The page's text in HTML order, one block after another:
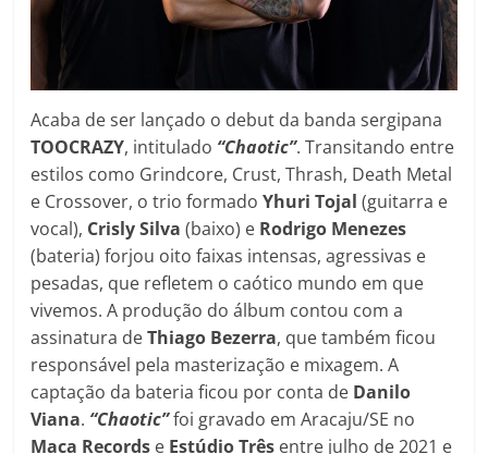
Acaba de ser lançado o debut da banda sergipana
TOOCRAZY, intitulado “Chaotic”. Transitando entre
estilos como Grindcore, Crust, Thrash, Death Metal
e Crossover, o trio formadoYhuri Tojal (guitarra e
vocal), Crisly Silva (baixo) e Rodrigo Menezes
(bateria) forjou oito faixas intensas, agressivas e
pesadas, que refletem o caótico mundo em que
vivemos. A produção do álbum contou com a
assinatura deThiago Bezerra, que também ficou
responsável pela masterização e mixagem. A
captação da bateria ficou por conta de Danilo
Viana. “Chaotic”foi gravado em Aracaju/SE no
Maca Records e Estúdio Três entre julho de 2021 e